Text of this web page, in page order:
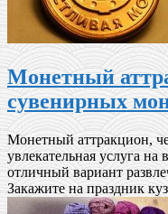
Монетный
сувенирных
Монетный аттракцион,
увлекательная услуга
отличный вариант
Закажите на праздник